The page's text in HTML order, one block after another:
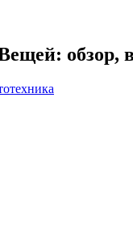
обзор,